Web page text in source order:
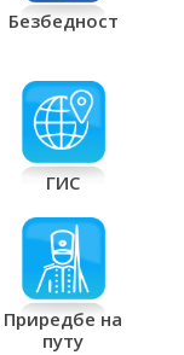
Безбедност
ГИС
Приредбе на
путу